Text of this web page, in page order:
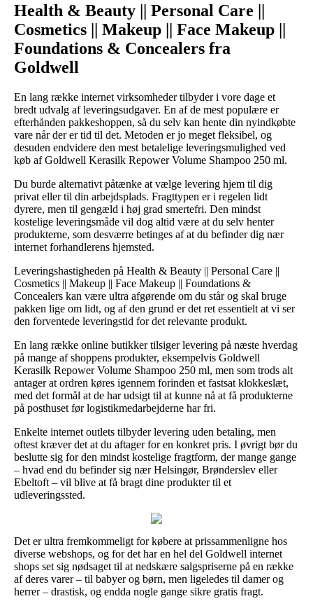
Health & Beauty || Personal Care ||
Cosmetics || Makeup || Face Makeup ||
Foundations & Concealers fra
Goldwell
En lang række internet virksomheder tilbyder i vore dage et
bredt udvalg af leveringsudgaver. En af de mest populære er
efterhånden pakkeshoppen, så du selv kan hente din nyindkøbte
vare når der er tid til det. Metoden er jo meget fleksibel, og
desuden endvidere den mest betalelige leveringsmulighed ved
køb af Goldwell Kerasilk Repower Volume Shampoo 250 ml.
Du burde alternativt påtænke at vælge levering hjem til dig
privat eller til din arbejdsplads. Fragttypen er i regelen lidt
dyrere, men til gengæld i høj grad smertefri. Den mindst
kostelige leveringsmåde vil dog altid være at du selv henter
produkterne, som desværre betinges af at du befinder dig nær
internet forhandlerens hjemsted.
Leveringshastigheden på Health & Beauty || Personal Care ||
Cosmetics || Makeup || Face Makeup || Foundations &
Concealers kan være ultra afgørende om du står og skal bruge
pakken lige om lidt, og af den grund er det ret essentielt at vi ser
den forventede leveringstid for det relevante produkt.
En lang række online butikker tilsiger levering på næste hverdag
på mange af shoppens produkter, eksempelvis Goldwell
Kerasilk Repower Volume Shampoo 250 ml, men som trods alt
antager at ordren køres igennem forinden et fastsat klokkeslæt,
med det formål at de har udsigt til at kunne nå at få produkterne
på posthuset før logistikmedarbejderne har fri.
Enkelte internet outlets tilbyder levering uden betaling, men
oftest kræver det at du aftager for en konkret pris. I øvrigt bør du
beslutte sig for den mindst kostelige fragtform, der mange gange
– hvad end du befinder sig nær Helsingør, Brønderslev eller
Ebeltoft – vil blive at få bragt dine produkter til et
udleveringssted.
Det er ultra fremkommeligt for købere at prissammenligne hos
diverse webshops, og for det har en hel del Goldwell internet
shops set sig nødsaget til at nedskære salgspriserne på en række
af deres varer – til babyer og børn, men ligeledes til damer og
herrer – drastisk, og endda nogle gange sikre gratis fragt.